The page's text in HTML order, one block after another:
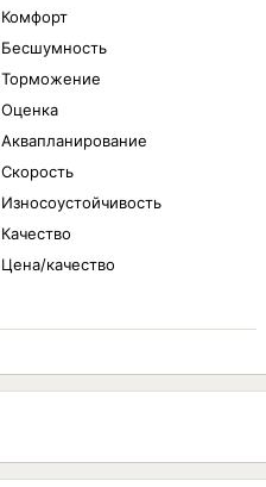
Комфорт
Бесшумность
Торможение
Оценка
Аквапланирование
Скорость
Износоустойчивость
Качество
Цена/качество